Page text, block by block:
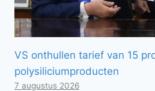
VS onthullen tarief van 15
polysiliciumproducten
7 augustus 2026